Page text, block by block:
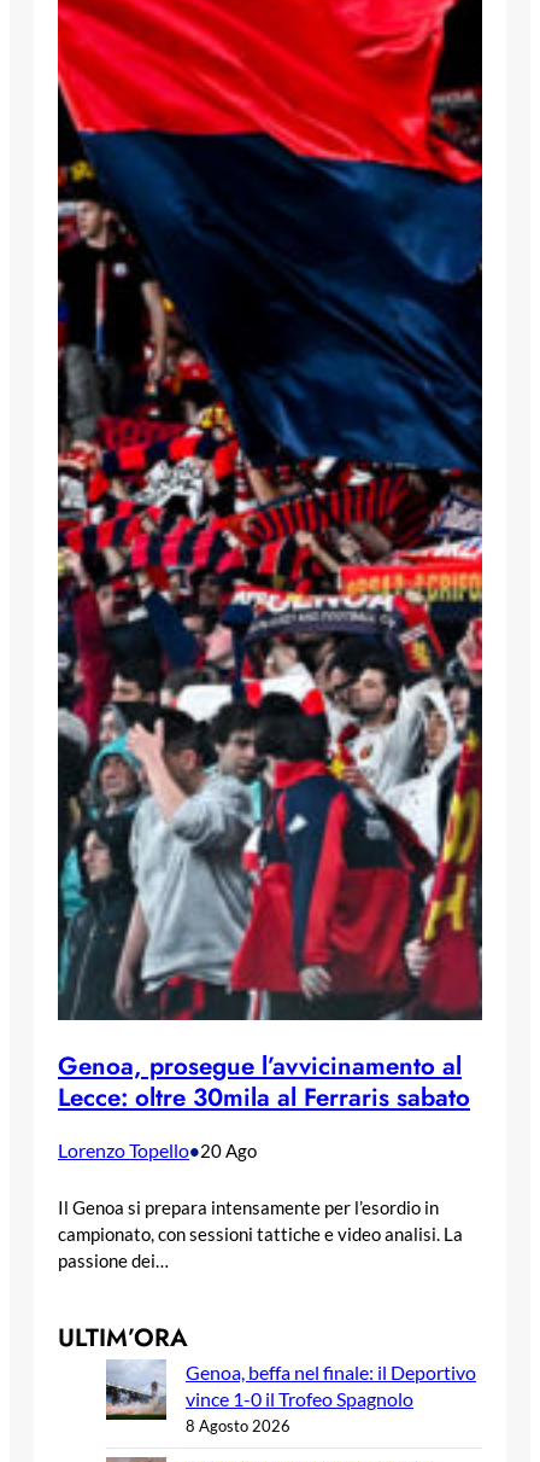
Genoa, prosegue l’avvicinamento al
Lecce: oltre 30mila al Ferraris sabato
Lorenzo Topello•20 Ago
Il Genoa si prepara intensamente per l’esordio in
campionato, con sessioni tattiche e video analisi. La
passione dei…
ULTIM’ORA
Genoa, beffa nel finale: il Deportivo
vince 1-0 il Trofeo Spagnolo
8 Agosto 2026